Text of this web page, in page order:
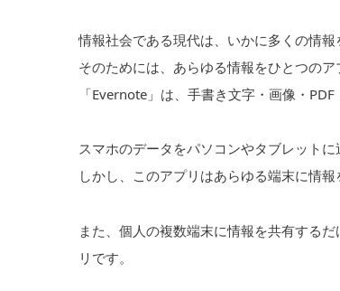
情報社会である現代は、いかに多くの情
そのためには、あらゆる情報をひとつのア
「Evernote」は、手書き文字・画像・PDF
スマホのデータをパソコンやタブレット
しかし、このアプリはあらゆる端末に情
また、個人の複数端末に情報を共有する
リです。